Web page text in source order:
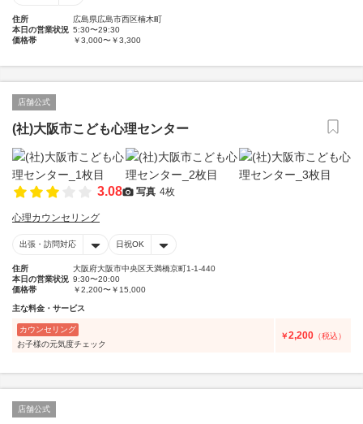
住所
広島県広島市西区楠木町
本日の営業状況 5:30〜29:30
価格帯
￥3,000〜￥3,300
店舗公式
(社)大阪市こども心理センター
3.08 写真 4枚
心理カウンセリング
出張・訪問対応 日祝OK
住所
大阪府大阪市中央区天満橋京町1-1-440
本日の営業状況 9:30〜20:00
価格帯
￥2,200〜￥15,000
主な料金・サービス
カウンセリング
お子様の元気度チェック
￥2,200 （税込）
店舗公式